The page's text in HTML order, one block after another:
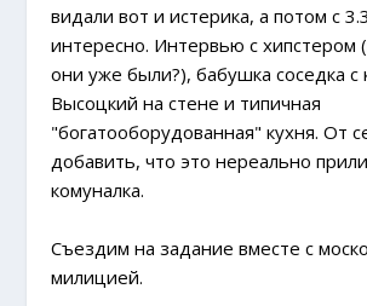
видали вот и истерика, а потом с
интересно. Интервью с хипстером
они уже были?), бабушка соседка с
Высоцкий на стене и типичная
"богатооборудованная" кухня. От
добавить, что это нереально
комуналка.
Съездим на задание вместе с
милицией.